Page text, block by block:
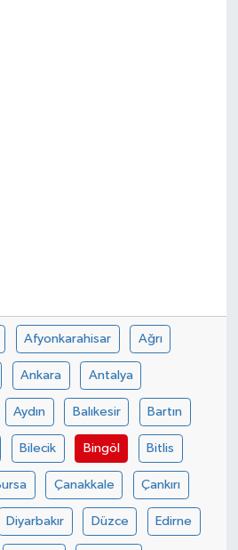
Afyonkarahisar Ağrı
Ankara Antalya
Aydın Balıkesir Bartın
Bilecik Bingöl Bitlis
Çanakkale Çankırı
Diyarbakır Düzce Edirne